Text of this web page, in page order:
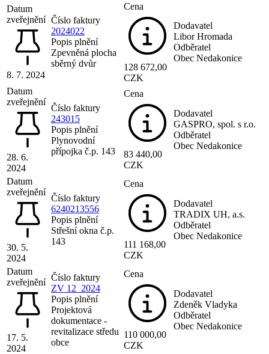
Datum
zveřejnění
8. 7. 2024
Číslo faktury
2024022
Popis plnění
Zpevněná plocha
sběrný dvůr
Cena
128 672,00
CZK
Dodavatel
Libor Hromada
Odběratel
Obec Nedakonice
Datum
zveřejnění
28. 6.
2024
Číslo faktury
243015
Popis plnění
Plynovodní
přípojka č.p. 143
Cena
83 440,00
CZK
Dodavatel
GASPRO, spol. s r.o.
Odběratel
Obec Nedakonice
Datum
zveřejnění
30. 5.
2024
Číslo faktury
6240213556
Popis plnění
Střešní okna č.p.
143
Cena
111 168,00
CZK
Dodavatel
TRADIX UH, a.s.
Odběratel
Obec Nedakonice
Datum
zveřejnění
17. 5.
2024
Číslo faktury
ZV 12_2024
Popis plnění
Projektová
dokumentace -
revitalizace středu
obce
Cena
110 000,00
CZK
Dodavatel
Zdeněk Vladyka
Odběratel
Obec Nedakonice